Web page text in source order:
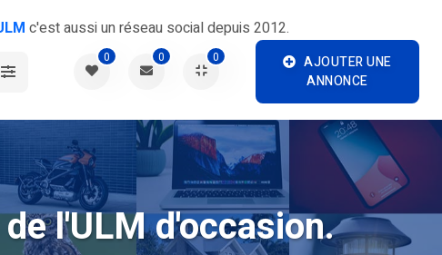
c'est aussi un réseau social depuis 2012.
0 0 0
AJOUTER UNE
ANNONCE
l'ULM d'occasion.